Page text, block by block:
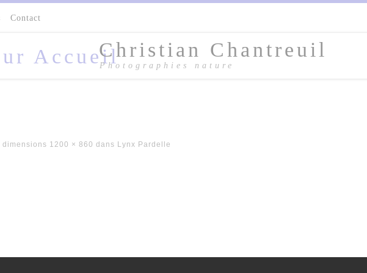
Contact
Christian Chantreuil
Photographies nature
dimensions 1200 × 860 dans Lynx Pardelle